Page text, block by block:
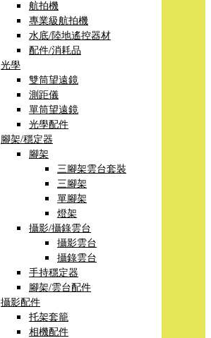
航拍機
專業級航拍機
水底/陸地遙控器材
配件/消耗品
光學
雙筒望遠鏡
測距儀
單筒望遠鏡
光學配件
腳架/穩定器
腳架
三腳架雲台套裝
三腳架
單腳架
燈架
攝影/攝錄雲台
攝影雲台
攝錄雲台
手持穩定器
腳架/雲台配件
攝影配件
托架套籠
相機配件